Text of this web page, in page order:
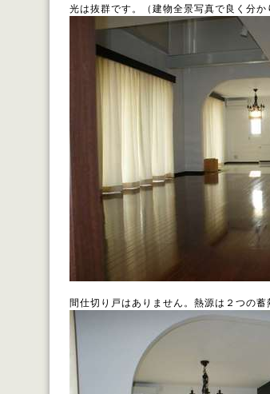
光は抜群です。（建物全景写真で良く分か
間仕切り戸はありません。熱源は２つの蓄